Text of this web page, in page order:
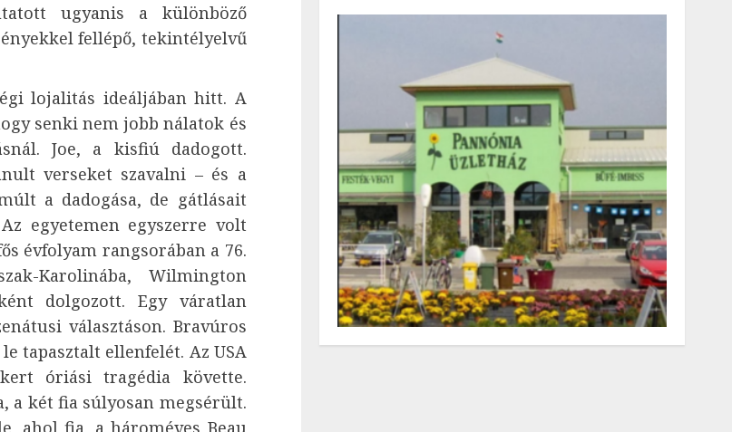
ugyanis a különböző
fellépő, tekintélyelvű
lojalitás ideáljában hitt. A
senki nem jobb nálatok és
Joe, a kisfiú dadogott.
verseket szavalni – és a
a dadogása, de gátlásait
egyetemen egyszerre volt
évfolyam rangsorában a 76.
Karolinába, Wilmington
dolgozott. Egy váratlan
választáson. Bravúros
tapasztalt ellenfelét. Az USA
óriási tragédia követte.
a két fia súlyosan megsérült.